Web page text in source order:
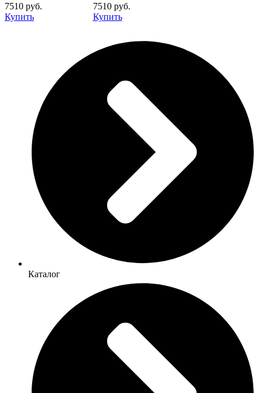
7510 руб.
Купить
7510 руб.
Купить
Каталог